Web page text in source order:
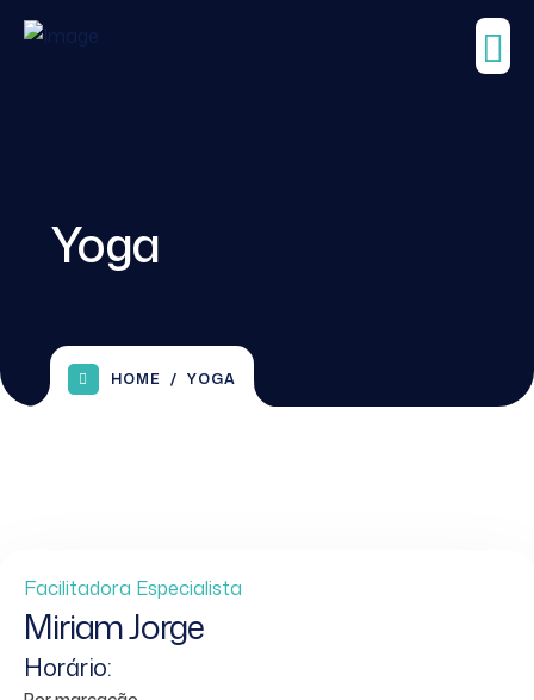
Yoga
HOME YOGA
Facilitadora Especialista
Miriam Jorge
Horário: